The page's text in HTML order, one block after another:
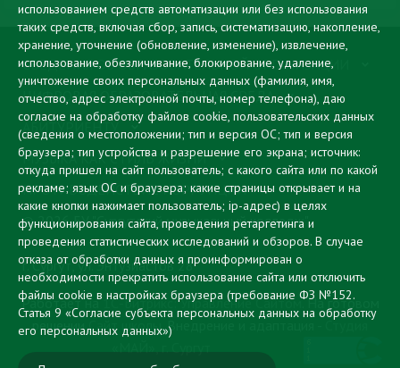
СВЕДЕНИЯ ОБ ОБРАЗОВАТЕЛЬНОЙ ОРГАНИЗАЦИИ
ЦИФРОВАЯ ОБРАЗОВАТЕЛЬНАЯ СРЕДА
АБИТУРИЕНТУ
МУЗЫКА КАК СТИЛЬ ЖИЗНИ
ПРОТИВОДЕЙСТВИЕ КОРРУПЦИИ
© 2026 БУ "Сургутский музыкальный колледж"
г. Сургут, ул. Энтузиастов 28
Работает на 1С-Битрикс: Управление Сайтом. На готовом
решенииСайт школы. Внедрение и адаптация -
Студия
«МАЙ», г. Сургут
использованием средств автоматизации или без использования
таких средств, включая сбор, запись, систематизацию, накопление,
хранение, уточнение (обновление, изменение), извлечение,
использование, обезличивание, блокирование, удаление,
уничтожение своих персональных данных (фамилия, имя,
отчество, адрес электронной почты, номер телефона), даю
согласие на обработку файлов cookie, пользовательских данных
(сведения о местоположении; тип и версия ОС; тип и версия
браузера; тип устройства и разрешение его экрана; источник:
откуда пришел на сайт пользователь; с какого сайта или по какой
рекламе; язык ОС и браузера; какие страницы открывает и на
какие кнопки нажимает пользователь; ip-адрес) в целях
функционирования сайта, проведения ретаргетинга и
проведения статистических исследований и обзоров. В случае
отказа от обработки данных я проинформирован о
необходимости прекратить использование сайта или отключить
файлы cookie в настройках браузера (требование ФЗ №152.
Статья 9 «Согласие субъекта персональных данных на обработку
его персональных данных»)